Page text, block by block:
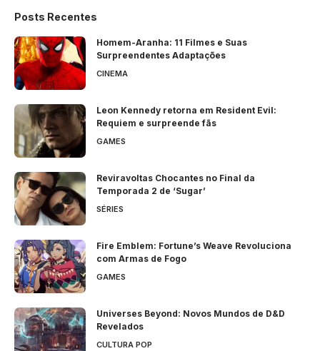
Posts Recentes
Homem-Aranha: 11 Filmes e Suas
Surpreendentes Adaptações
CINEMA
Leon Kennedy retorna em Resident Evil:
Requiem e surpreende fãs
GAMES
Reviravoltas Chocantes no Final da
Temporada 2 de ‘Sugar’
SÉRIES
Fire Emblem: Fortune’s Weave Revoluciona
com Armas de Fogo
GAMES
Universes Beyond: Novos Mundos de D&D
Revelados
CULTURA POP